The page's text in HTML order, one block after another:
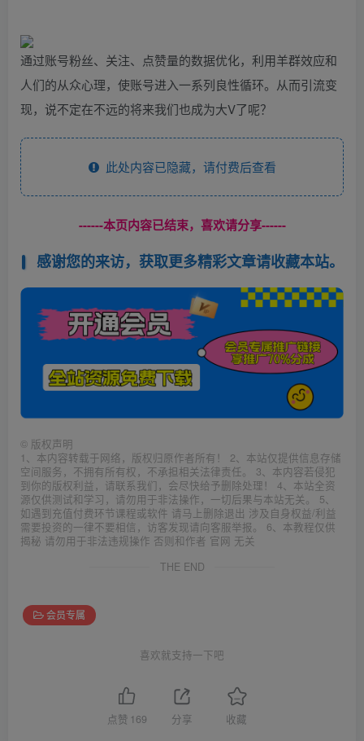
通过账号粉丝、关注、点赞量的数据优化，利用羊群效应和
人们的从众心理，使账号进入一系列良性循环。从而引流变
现，说不定在不远的将来我们也成为大V了呢？
此处内容已隐藏，请付费后查看
------本页内容已结束，喜欢请分享------
感谢您的来访，获取更多精彩文章请收藏本站。
© 版权声明
1、本内容转载于网络，版权归原作者所有！ 2、本站仅提供信息存储
空间服务，不拥有所有权，不承担相关法律责任。 3、本内容若侵犯
到你的版权利益，请联系我们，会尽快给予删除处理！ 4、本站全资
源仅供测试和学习，请勿用于非法操作，一切后果与本站无关。 5、
如遇到充值付费环节课程或软件 请马上删除退出 涉及自身权益/利益
需要投资的一律不要相信，访客发现请向客服举报。 6、本教程仅供
揭秘 请勿用于非法违规操作 否则和作者 官网 无关
THE END
会员专属
喜欢就支持一下吧
点赞 169 分享 收藏